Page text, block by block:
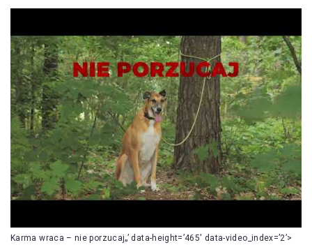
Karma wraca – nie porzucaj„’ data-height=’465′ data-video_index=’2’>